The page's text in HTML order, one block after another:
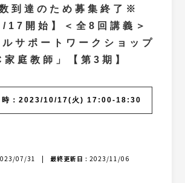
到達のため募集終了※
17開始】＜全8回講義＞
サポートワークショップ
家庭教師」【第3期】
時：2023/10/17(火) 17:00-18:30
07/31 | 最終更新日 : 2023/11/06